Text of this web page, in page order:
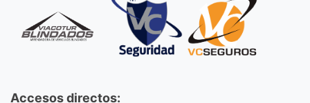
Accesos directos: